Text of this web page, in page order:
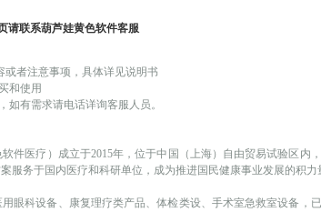
彩页请联系葫芦娃黄色软件客服
者注意事项，具体详见说明书
和使用
如有需求请电话详询客服人员。
件医疗）成立于2015年，位于中国（上海）自由贸易试验区
方案服务于国内医疗和科研单位，成为推进国民健康事业发展的积力量
设备、康复理疗类产品、体检类设、手术室急救室设备